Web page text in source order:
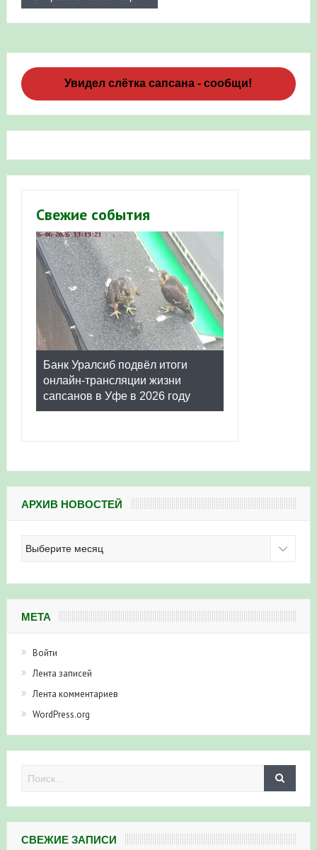
Увидел слётка сапсана - сообщи!
Свежие события
Банк Уралсиб подвёл итоги
онлайн-трансляции жизни
сапсанов в Уфе в 2026 году
АРХИВ НОВОСТЕЙ
новостей
МЕТА
Войти
Лента записей
Лента комментариев
WordPress.org
СВЕЖИЕ ЗАПИСИ